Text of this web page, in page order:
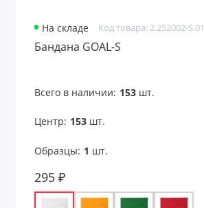
Свитшоты
Флисовые куртки и кофты
На складе Код товара: 2.252002-S.01
Бандана GOAL-S
Всего в наличии: 153шт.
Центр: 153шт.
Образцы: 1 шт.
295 ₽